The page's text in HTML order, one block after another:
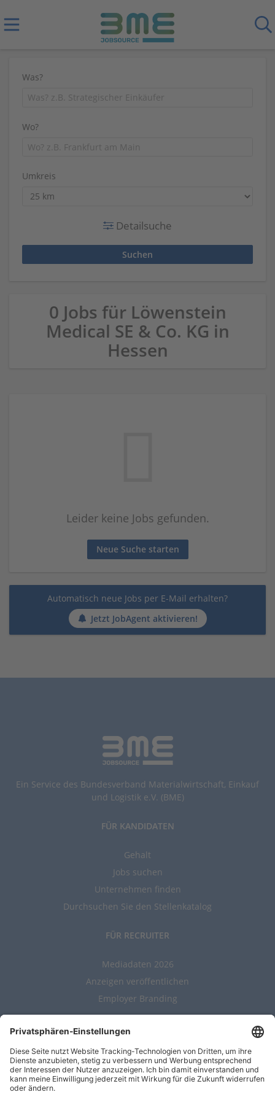
Was?
Wo?
Umkreis
Detailsuche
0 Jobs für Löwenstein
Medical SE & Co. KG in
Hessen
Leider keine Jobs gefunden.
Neue Suche starten
Automatisch neue Jobs per E-Mail erhalten?
Jetzt JobAgent aktivieren!
Ein Service des Bundesverband Materialwirtschaft, Einkauf
und Logistik e.V. (BME)
FÜR KANDIDATEN
Gehalt
Jobs suchen
Unternehmen finden
Durchsuchen Sie den Stellenkatalog
FÜR RECRUITER
Mediadaten 2026
Anzeigen veröffentlichen
Employer Branding
ALLGEMEIN
Kontakt
AGBs